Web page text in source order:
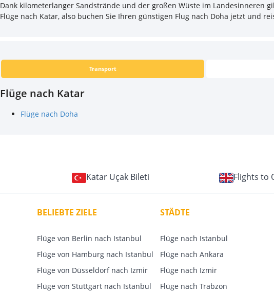
Dank kilometerlanger Sandstrände und der großen Wüste im Landesinneren
Flüge nach Katar, also buchen Sie Ihren günstigen Flug nach Doha jetzt und
Transport
Flüge nach Katar
Flüge nach Doha
Katar Uçak Bileti Flights to
BELIEBTE ZIELE
Flüge von Berlin nach Istanbul
Flüge von Hamburg nach Istanbul
Flüge von Düsseldorf nach Izmir
Flüge von Stuttgart nach Istanbul
STÄDTE
Flüge nach Istanbul
Flüge nach Ankara
Flüge nach Izmir
Flüge nach Trabzon